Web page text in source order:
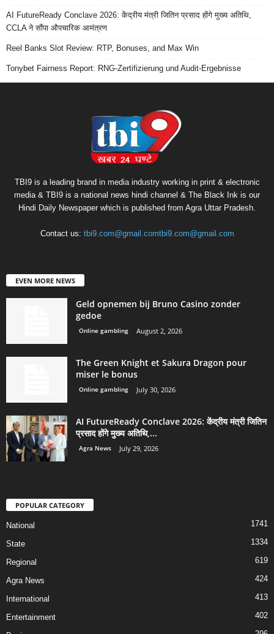
AI FutureReady Conclave 2026: केंद्रीय मंत्री जितिन प्रसाद होंगे मुख्य अतिथि,
CCLA ने सौंपा औपचारिक आमंत्रण
Reel Banks Slot Review: RTP, Bonuses, and Max Win
Tonybet Fairness Report: RNG-Zertifizierung und Audit-Ergebnisse
TBI9 is a leading brand in media industry working in print & electronic
media & TBI9 is a national news hindi channel & The Black Ink is our
Hindi Daily Newspaper which is published from Agra Uttar Pradesh.
Contact us: tbi9.com@gmail.comtbi9.com@gmail.com
EVEN MORE NEWS
Geld opnemen bij Bruno Casino zonder
gedoe
Online gambling August 2, 2026
The Green Knight et Sakura Dragon pour
miser le bonus
Online gambling July 30, 2026
AI FutureReady Conclave 2026: केंद्रीय मंत्री जितिन
प्रसाद होंगे मुख्य अतिथि,...
Agra News July 29, 2026
POPULAR CATEGORY
National 1741
State 1334
Regional 619
Agra News 424
International 413
Entertainment 402